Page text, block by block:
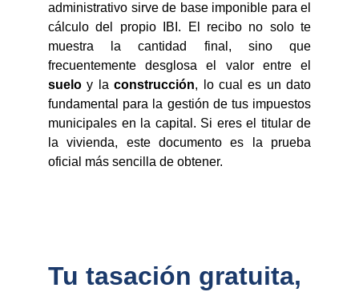
administrativo sirve de base imponible para el
cálculo del propio IBI. El recibo no solo te
muestra la cantidad final, sino que
frecuentemente desglosa el valor entre el
suelo y laconstrucción, lo cual es un dato
fundamental para la gestión de tus impuestos
municipales en la capital. Si eres el titular de
la vivienda, este documento es la prueba
oficial más sencilla de obtener.
Tu tasación gratuita,